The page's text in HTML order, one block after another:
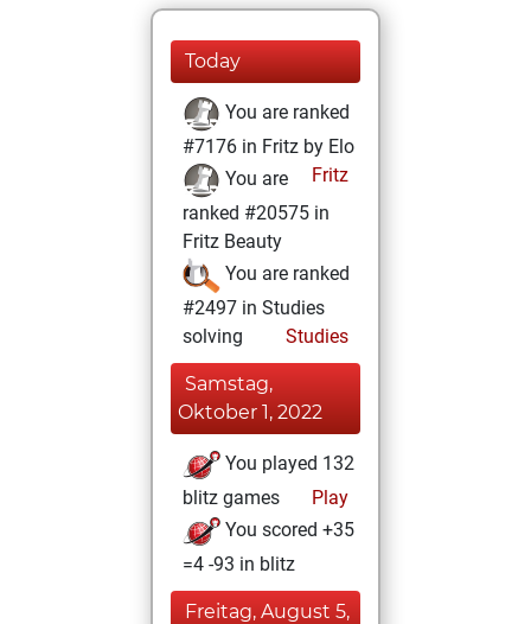
Today
You are ranked
#7176 in Fritz by Elo
Fritz
You are
ranked #20575 in
Fritz Beauty
You are ranked
#2497 in Studies
solving
Studies
Samstag,
Oktober 1, 2022
You played 132
blitz games
Play
You scored +35
=4 -93 in blitz
Freitag, August 5,